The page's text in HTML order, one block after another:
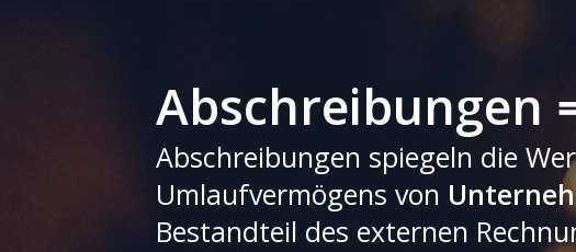
Abschreibungen spiegeln die
Umlaufvermögens von
Bestandteil des externen